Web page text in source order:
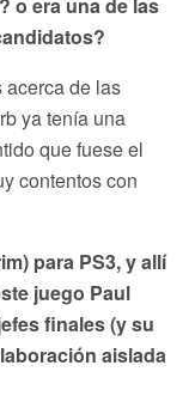
o era una de las
acerca de las
ya tenía una
que fuese el
contentos con
para PS3, y allí
juego Paul
finales (y su
aislada